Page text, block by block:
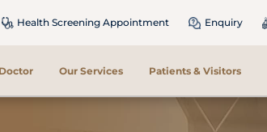
Health Screening Appointment Enquiry
Our Services Patients & Visitors